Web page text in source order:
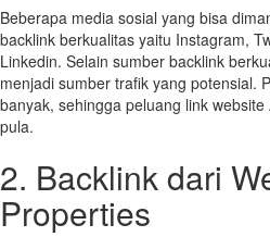
Beberapa media sosial yang bisa
backlink berkualitas yaitu Instagram,
Linkedin. Selain sumber backlink
menjadi sumber trafik yang potensial.
banyak, sehingga peluang link
pula.
2. Backlink dari
Properties